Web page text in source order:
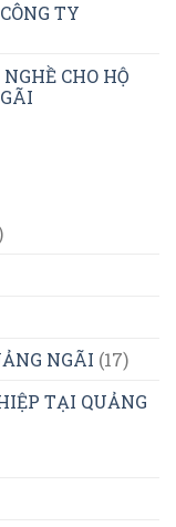
TY
CHO HỘ
NGÃI (17)
TẠI QUẢNG